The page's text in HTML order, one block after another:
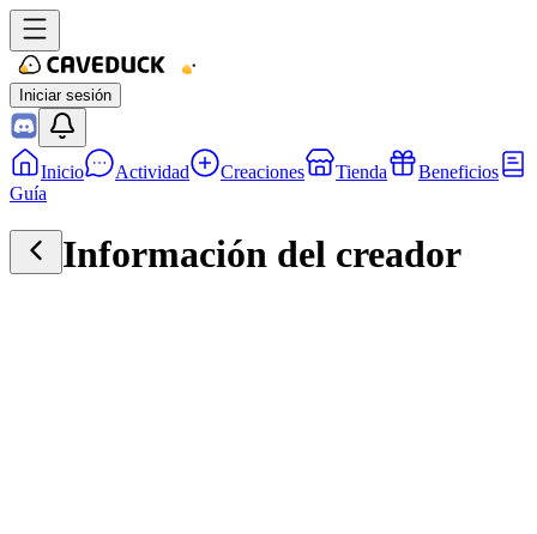
Iniciar sesión
Inicio Actividad Creaciones Tienda
Beneficios
Guía
Información del creador